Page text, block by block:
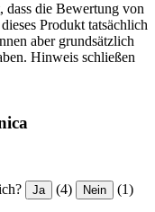
dass die Bewertung von
Produkt tatsächlich
aber grundsätzlich
Hinweis schließen
Ja (4) Nein (1)